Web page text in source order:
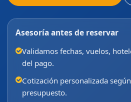
Asesoría antes de reservar
Validamos fechas, vuelos,
del pago.
Cotización personalizada
presupuesto.